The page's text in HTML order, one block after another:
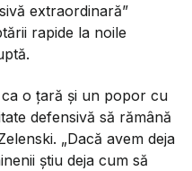
extraordinară”
rapide la noile
o țară și un popor cu
defensivă să rămână
„Dacă avem deja
știu deja cum să